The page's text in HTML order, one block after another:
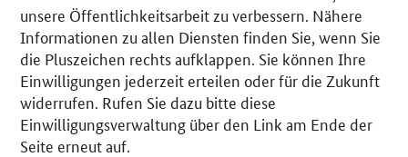
unsere Öffentlichkeitsarbeit zu verbessern. Nähere
Informationen zu allen Diensten finden Sie, wenn Sie
die Pluszeichen rechts aufklappen. Sie können Ihre
Einwilligungen jederzeit erteilen oder für die Zukunft
widerrufen. Rufen Sie dazu bitte diese
Einwilligungsverwaltung über den Link am Ende der
Seite erneut auf.